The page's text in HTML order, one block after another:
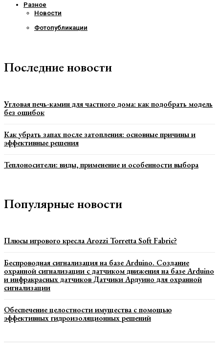
Разное
Новости
Фотопубликации
Последние новости
Угловая печь-камин для частного дома: как подобрать модель
без ошибок
Как убрать запах после затопления: основные причины и
эффективные решения
Теплоносители: виды, применение и особенности выбора
Популярные новости
Плюсы игрового кресла Arozzi Torretta Soft Fabric?
Беспроводная сигнализация на базе Arduino. Создание
охранной сигнализации с датчиком движения на базе Arduino
и инфракрасных датчиков Датчики Ардуино для охранной
сигнализации
Обеспечение целостности имущества с помощью
эффективных гидроизоляционных решений